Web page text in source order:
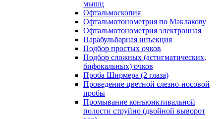
мышц
Офтальмоскопия
Офтальмотонометрия по Маклакову
Офтальмотонометрия электронная
Парабульбарная инъекция
Подбор простых очков
Подбор сложных (астигматических,
бифокальных) очков
Проба Ширмера (2 глаза)
Проведение цветной слезно-носовой
пробы
Промывание конъюнктивальной
полости струйно (двойной выворот